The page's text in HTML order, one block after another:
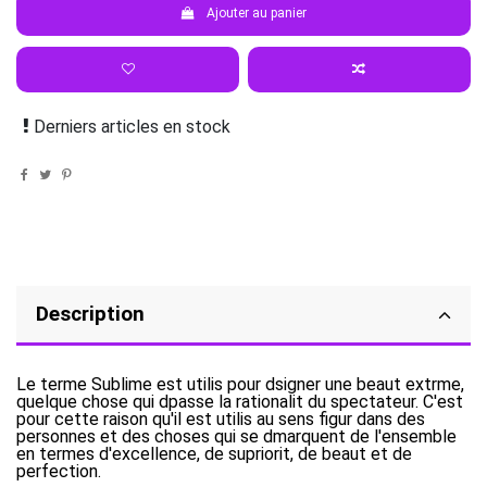
Ajouter au panier
Derniers articles en stock
Description
Le terme Sublime est utilis pour dsigner une beaut extrme,
quelque chose qui dpasse la rationalit du spectateur. C'est
pour cette raison qu'il est utilis au sens figur dans des
personnes et des choses qui se dmarquent de l'ensemble
en termes d'excellence, de supriorit, de beaut et de
perfection.